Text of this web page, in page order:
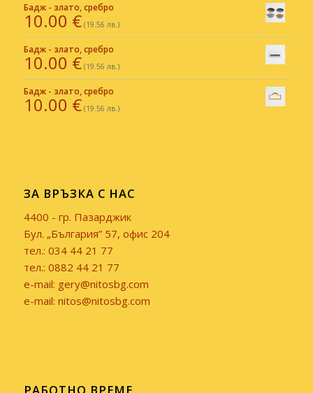
Бадж - злато, сребро
10.00 €(19.56 лв.)
Бадж - злато, сребро
10.00 €(19.56 лв.)
Бадж - злато, сребро
10.00 €(19.56 лв.)
ЗА ВРЪЗКА С НАС
4400 - гр. Пазарджик
Бул. „България” 57, офис 204
тел.: 034 44 21 77
тел.: 0882 44 21 77
e-mail: gery@nitosbg.com
e-mail: nitos@nitosbg.com